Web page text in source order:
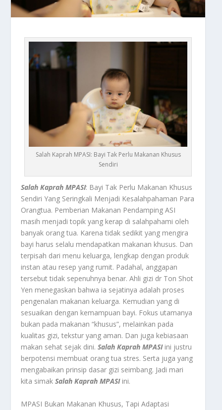
Salah Kaprah MPASI: Bayi Tak Perlu Makanan Khusus
Sendiri
Salah Kaprah MPASI: Bayi Tak Perlu Makanan Khusus
Sendiri Yang Seringkali Menjadi Kesalahpahaman Para
Orangtua. Pemberian Makanan Pendamping ASI
masih menjadi topik yang kerap di salahpahami oleh
banyak orang tua. Karena tidak sedikit yang mengira
bayi harus selalu mendapatkan makanan khusus. Dan
terpisah dari menu keluarga, lengkap dengan produk
instan atau resep yang rumit. Padahal, anggapan
tersebut tidak sepenuhnya benar. Ahli gizi dr Ton Shot
Yen menegaskan bahwa ia sejatinya adalah proses
pengenalan makanan keluarga. Kemudian yang di
sesuaikan dengan kemampuan bayi. Fokus utamanya
bukan pada makanan “khusus”, melainkan pada
kualitas gizi, tekstur yang aman. Dan juga kebiasaan
makan sehat sejak dini.Salah Kaprah MPASIini justru
berpotensi membuat orang tua stres. Serta juga yang
mengabaikan prinsip dasar gizi seimbang. Jadi mari
kita simakSalah Kaprah MPASIini.
MPASI Bukan Makanan Khusus, Tapi Adaptasi